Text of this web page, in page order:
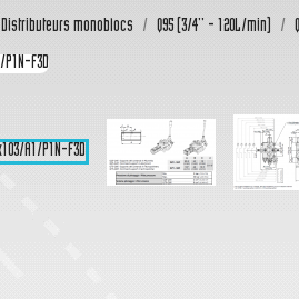
Distributeurs monoblocs Q95 (3/4'' - 120L/min)